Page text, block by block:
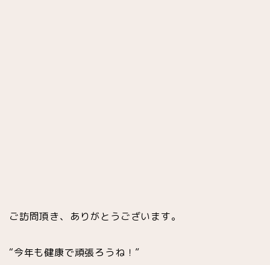
ご訪問頂き、ありがとうございます。
“今年も健康で頑張ろうね！”